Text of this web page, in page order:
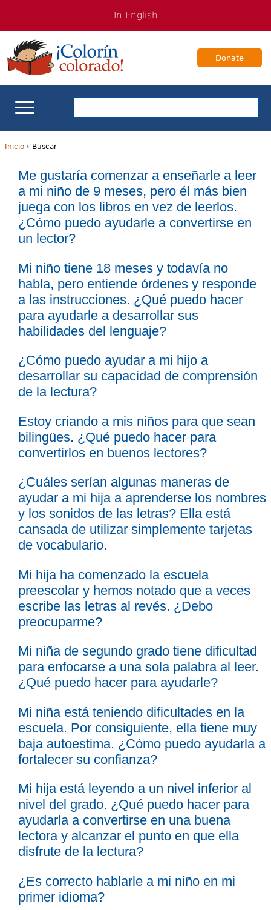
navigation
Content
In English
Donate
Enseñanza de los estudiantes bilingües
Para Familias
Videos
Más recursos
Inicio› Buscar
Me gustaría comenzar a enseñarle a leer
a mi niño de 9 meses, pero él más bien
juega con los libros en vez de leerlos.
¿Cómo puedo ayudarle a convertirse en
un lector?
Mi niño tiene 18 meses y todavía no
habla, pero entiende órdenes y responde
a las instrucciones. ¿Qué puedo hacer
para ayudarle a desarrollar sus
habilidades del lenguaje?
¿Cómo puedo ayudar a mi hijo a
desarrollar su capacidad de comprensión
de la lectura?
Estoy criando a mis niños para que sean
bilingües. ¿Qué puedo hacer para
convertirlos en buenos lectores?
¿Cuáles serían algunas maneras de
ayudar a mi hija a aprenderse los nombres
y los sonidos de las letras? Ella está
cansada de utilizar simplemente tarjetas
de vocabulario.
Mi hija ha comenzado la escuela
preescolar y hemos notado que a veces
escribe las letras al revés. ¿Debo
preocuparme?
Mi niña de segundo grado tiene dificultad
para enfocarse a una sola palabra al leer.
¿Qué puedo hacer para ayudarle?
Mi niña está teniendo dificultades en la
escuela. Por consiguiente, ella tiene muy
baja autoestima. ¿Cómo puedo ayudarla a
fortalecer su confianza?
Mi hija está leyendo a un nivel inferior al
nivel del grado. ¿Qué puedo hacer para
ayudarla a convertirse en una buena
lectora y alcanzar el punto en que ella
disfrute de la lectura?
¿Es correcto hablarle a mi niño en mi
primer idioma?